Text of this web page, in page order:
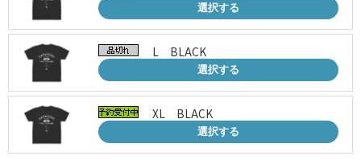
選択する
L BLACK
選択する
XL BLACK
選択する